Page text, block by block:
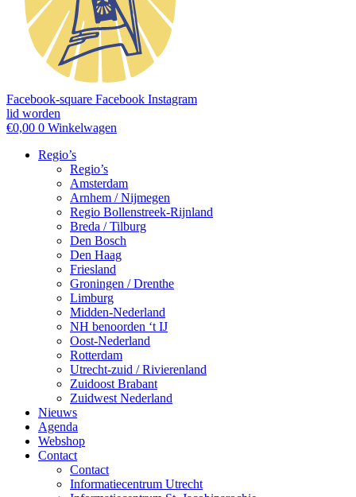
Facebook-square Facebook Instagram
lid worden
€0,00 0 Winkelwagen
Regio’s
Regio’s
Amsterdam
Arnhem / Nijmegen
Regio Bollenstreek-Rijnland
Breda / Tilburg
Den Bosch
Den Haag
Friesland
Groningen / Drenthe
Limburg
Midden-Nederland
NH benoorden ‘t IJ
Oost-Nederland
Rotterdam
Utrecht-zuid / Rivierenland
Zuidoost Brabant
Zuidwest Nederland
Nieuws
Agenda
Webshop
Contact
Contact
Informatiecentrum Utrecht